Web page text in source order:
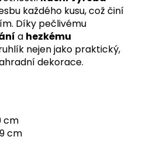
každého kusu, což činí
Díky pečlivému
a hezkému
nejen jako praktický,
dekorace.
cm
cm